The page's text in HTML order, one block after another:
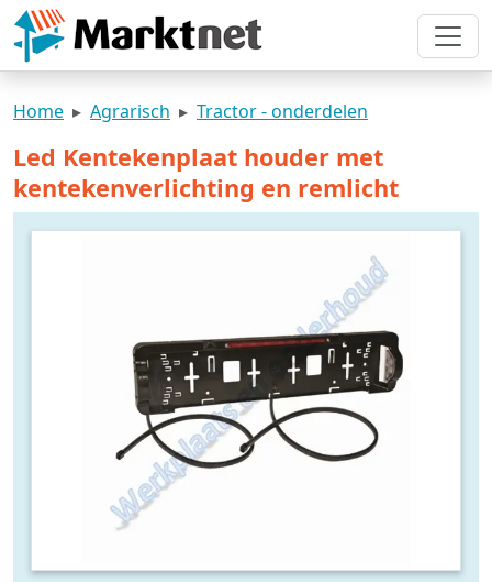
Home Agrarisch Tractor - onderdelen
Led Kentekenplaat houder met
kentekenverlichting en remlicht